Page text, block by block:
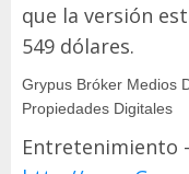
que la versión
549 dólares.
Grypus Bróker Medios
Propiedades Digitales
Entretenimiento